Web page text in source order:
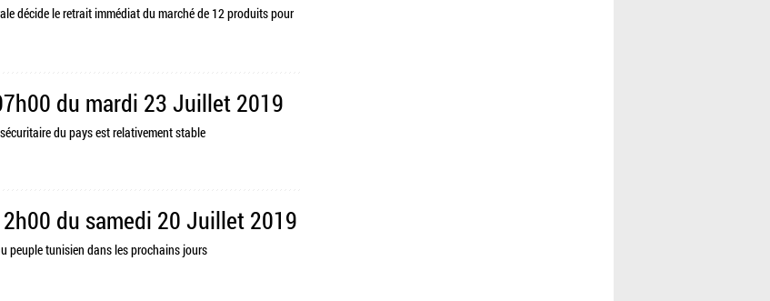
décide le retrait immédiat du marché de 12 produits pour
du mardi 23 Juillet 2019
du pays est relativement stable
du samedi 20 Juillet 2019
peuple tunisien dans les prochains jours